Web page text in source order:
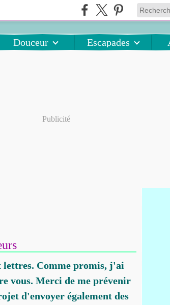
Douceur Escapades
Publicité
lettres. Comme promis, j'ai
vous. Merci de me prévenir
d'envoyer également des